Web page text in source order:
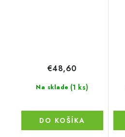
Na sklade (1 ks)
€48,60
DO KOŠÍKA